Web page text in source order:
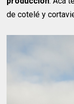
de cotelé y